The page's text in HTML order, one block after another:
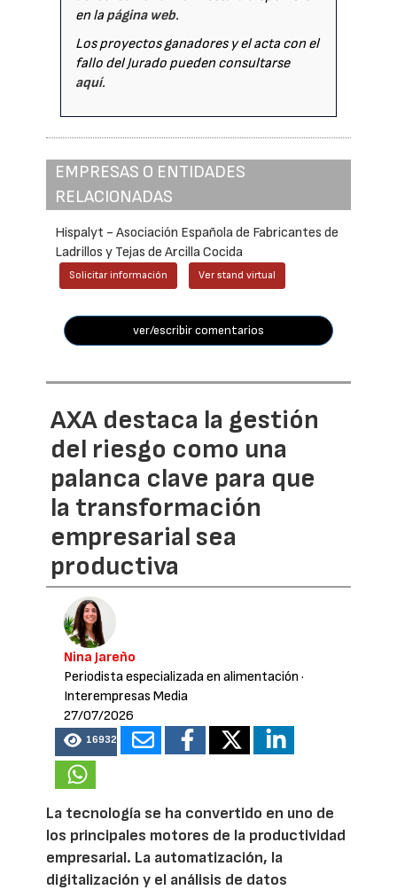
en lapágina web.
Los proyectos ganadores y el acta con el
fallo del Jurado pueden consultarse
aquí.
EMPRESAS O ENTIDADES
RELACIONADAS
Hispalyt - Asociación Española de Fabricantes de
Ladrillos y Tejas de Arcilla Cocida
Solicitar información Ver stand virtual
ver/escribir comentarios
AXA destaca la gestión
del riesgo como una
palanca clave para que
la transformación
empresarial sea
productiva
Nina Jareño
Periodista especializada en alimentación ·
Interempresas Media
27/07/2026
16932
La tecnología se ha convertido en uno de
los principales motores de la productividad
empresarial. La automatización, la
digitalización y el análisis de datos